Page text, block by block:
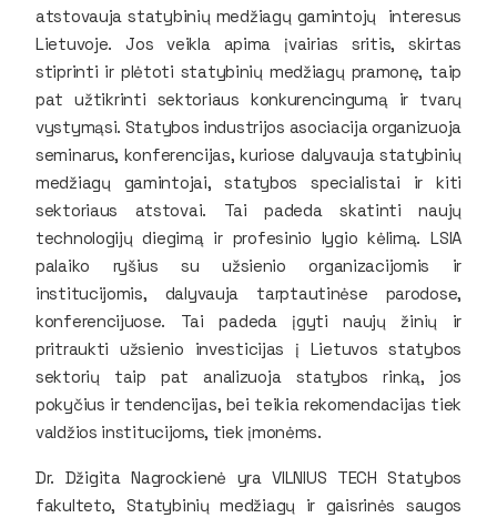
atstovauja statybinių medžiagų gamintojų interesus
Lietuvoje. Jos veikla apima įvairias sritis, skirtas
stiprinti ir plėtoti statybinių medžiagų pramonę, taip
pat užtikrinti sektoriaus konkurencingumą ir tvarų
vystymąsi. Statybos industrijos asociacija organizuoja
seminarus, konferencijas, kuriose dalyvauja statybinių
medžiagų gamintojai, statybos specialistai ir kiti
sektoriaus atstovai. Tai padeda skatinti naujų
technologijų diegimą ir profesinio lygio kėlimą. LSIA
palaiko ryšius su užsienio organizacijomis ir
institucijomis, dalyvauja tarptautinėse parodose,
konferencijuose. Tai padeda įgyti naujų žinių ir
pritraukti užsienio investicijas į Lietuvos statybos
sektorių taip pat analizuoja statybos rinką, jos
pokyčius ir tendencijas, bei teikia rekomendacijas tiek
valdžios institucijoms, tiek įmonėms.
Dr. Džigita Nagrockienė yra VILNIUS TECH Statybos
fakulteto, Statybinių medžiagų ir gaisrinės saugos